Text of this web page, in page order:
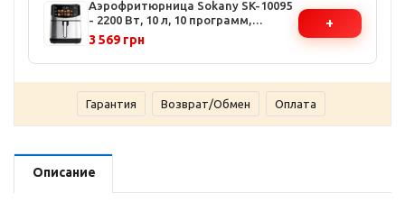
Аэрофритюрница Sokany SK-10095
- 2200 Вт, 10 л, 10 программ,
температура 80-200°C, таймер 60
мин
3 569 грн
+
Гарантия Возврат/Обмен Оплата
Описание